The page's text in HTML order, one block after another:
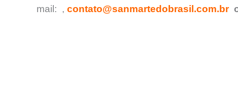
mail: , contato@sanmartedobrasil.com.br